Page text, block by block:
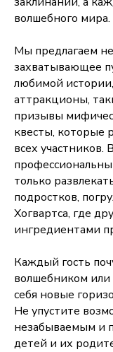
волшебного мира.
Мы предлагаем
захватывающее
любимой
аттракционы,
призывы
квесты, которые
всех участников.
только
подростков,
Хогвартса, где
ингредиентами
Каждый гость
волшебником
себя новые
Не упустите
незабываемым и
детей и их